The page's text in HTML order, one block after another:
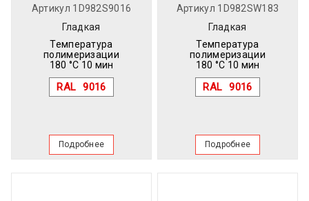
Артикул 1D982S9016
Гладкая
Температура
полимеризации
180 °C 10 мин
RAL 9016
Подробнее
Артикул 1D982SW183
Гладкая
Температура
полимеризации
180 °C 10 мин
RAL 9016
Подробнее